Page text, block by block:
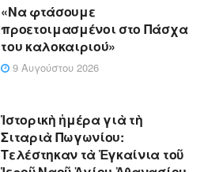
«Να φτάσουμε
προετοιμασμένοι στο Πάσχα
του καλοκαιριού»
9 Αυγούστου 2026
Ἱστορικὴ ἡμέρα γιὰ τὴ
Σιταριὰ Πωγωνίου:
Τελέστηκαν τὰ Ἐγκαίνια τοῦ